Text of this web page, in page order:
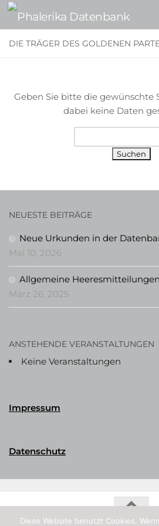
Zum Inhalt springen
DIE TRÄGER DES GOLDENEN
Geben Sie bitte die gewünschte
dabei keine Daten
Suchen
NEUESTE BEITRÄGE
Neue Urkunden in der
Mai 10, 2026
Allgemeine Heeresmitteilungen
März 26, 2025
ANSTEHENDE VERANSTALTUNGEN
Keine Veranstaltungen
Impressum
Datenschutz
Diese Website benutzt Cookies.